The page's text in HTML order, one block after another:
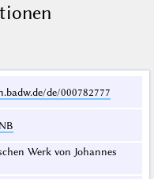
de/000782777
Werk von Johannes